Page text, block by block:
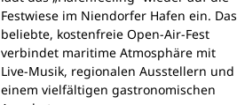
Festwiese im Niendorfer Hafen ein. Das
beliebte, kostenfreie Open-Air-Fest
verbindet maritime Atmosphäre mit
Live-Musik, regionalen Ausstellern und
einem vielfältigen gastronomischen